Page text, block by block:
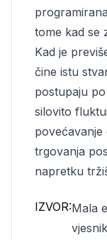
tome kad se
Kad je
čine istu
postupaju
silovito
trgovanja
napretku
IZVOR:Mala
vjesnik